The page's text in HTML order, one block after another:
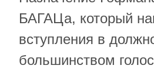
БАГАЦа, который
вступления в
большинством